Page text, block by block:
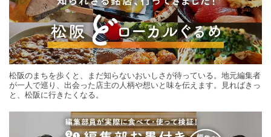
松阪のまちを歩くと、まだ知らないおいしさが待っている。地元編集者
が一人で巡り、出会った店主の人柄や想いと味を伝えます。見ればきっ
と、松阪に行きたくなる。